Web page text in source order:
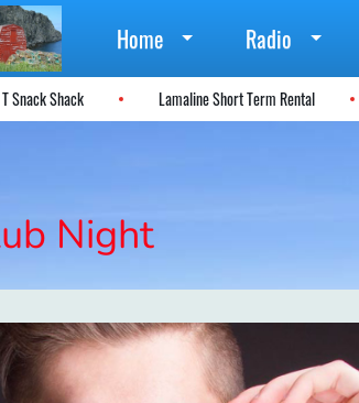
Home Radio
T Snack Shack Lamaline Short Term Rental
Night